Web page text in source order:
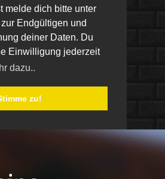
melde dich bitte unter
Endgültigen und
deiner Daten. Du
Einwilligung jederzeit
dazu..
zu!